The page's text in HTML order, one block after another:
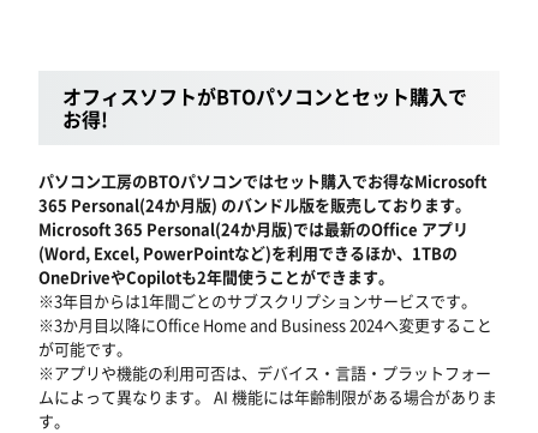
オフィスソフトがBTOパソコンとセット購入で
お得!
パソコン工房のBTOパソコンではセット購入でお得なMicrosoft
365 Personal(24か月版) のバンドル版を販売しております。
Microsoft 365 Personal(24か月版)では最新のOffice アプリ
(Word, Excel, PowerPointなど)を利用できるほか、1TBの
OneDriveやCopilotも2年間使うことができます。
※3年目からは1年間ごとのサブスクリプションサービスです。
※3か月目以降にOffice Home and Business 2024へ変更すること
が可能です。
※アプリや機能の利用可否は、デバイス・言語・プラットフォー
ムによって異なります。 AI 機能には年齢制限がある場合がありま
す。